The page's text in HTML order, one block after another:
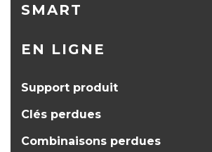
SMART
EN LIGNE
Support produit
Clés perdues
Combinaisons perdues